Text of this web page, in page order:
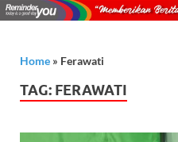
Home » Ferawati
TAG: FERAWATI